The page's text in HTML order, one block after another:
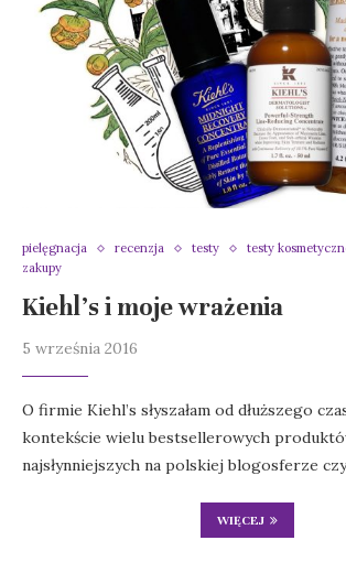
pielęgnacja recenzja testy testy
zakupy
Kiehl’s i moje wrażenia
5 września 2016
O firmie Kiehl’s słyszałam od dłuższego
kontekście wielu bestsellerowych
najsłynniejszych na polskiej blogosferze
WIĘCEJ